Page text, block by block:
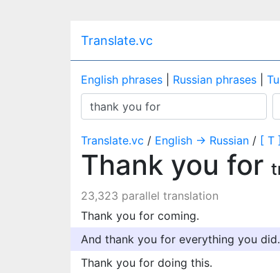
Translate.vc
English phrases Russian phrases
Translate.vc / English → Russian / [ T ]
Thank you for
23,323 parallel translation
Thank you for coming.
And thank you for everything you did.
Thank you for doing this.